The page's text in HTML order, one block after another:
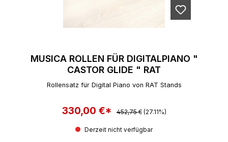
MUSICA ROLLEN FÜR DIGITALPIANO "
CASTOR GLIDE " RAT
Rollensatz für Digital Piano von RAT Stands
Verkaufspreis:
330,00 €* Regulärer Preis:
452,75 € (27.11%)
Derzeit nicht verfügbar